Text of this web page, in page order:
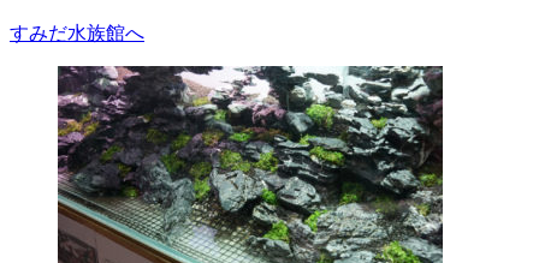
すみだ水族館へ